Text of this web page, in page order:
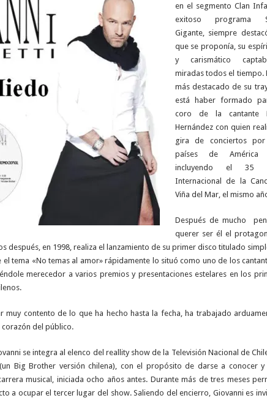
en el segmento Clan
exitoso programa
Gigante, siempre
que se proponía, su
y carismático
miradas todos el tiempo.
más destacado de su
está haber formado
coro de la cantante
Hernández con quien
gira de conciertos por
países de América
incluyendo el 35
Internacional de la
Viña del Mar, el mismo
Después de mucho
querer ser él el
después, en 1998, realiza el lanzamiento de su primer disco titulado
el tema «No temas al amor» rápidamente lo situó como uno de los
merecedor a varios premios y presentaciones estelares en los
muy contento de lo que ha hecho hasta la fecha, ha trabajado
corazón del público.
se integra al elenco del reallity show de la Televisión Nacional de
(un Big Brother versión chilena), con el propósito de darse a conocer
musical, iniciada ocho años antes. Durante más de tres meses
a ocupar el tercer lugar del show. Saliendo del encierro, Giovanni es